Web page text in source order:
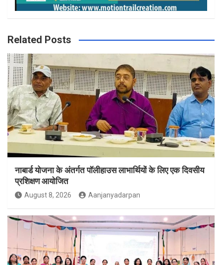
Related Posts
नाबार्ड योजना के अंतर्गत पॉलीहाउस लाभार्थियों के लिए एक दिवसीय
प्रशिक्षण आयोजित
August 8, 2026 Aanjanyadarpan